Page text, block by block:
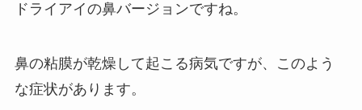
ドライアイの鼻バージョンですね。
鼻の粘膜が乾燥して起こる病気ですが、このよう
な症状があります。